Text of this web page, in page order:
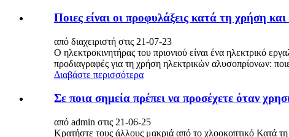
Ποιες είναι οι προφυλάξεις κατά τη χρήση
από διαχειριστή στις 21-07-23
Ο ηλεκτροκινητήρας του πριονιού είναι ένα ηλεκτρικό
προδιαγραφές για τη χρήση ηλεκτρικών αλυσοπρίονων:
Διαβάστε περισσότερα
Σε ποια σημεία πρέπει να προσέχετε όταν
από admin στις 21-06-25
Κρατήστε τους άλλους μακριά από το χλοοκοπτικό Κατά τη